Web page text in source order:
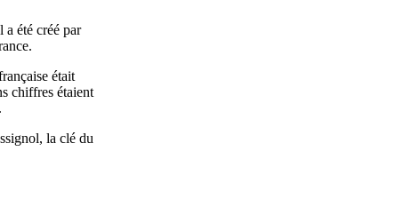
été créé par
était
chiffres étaient
la clé du